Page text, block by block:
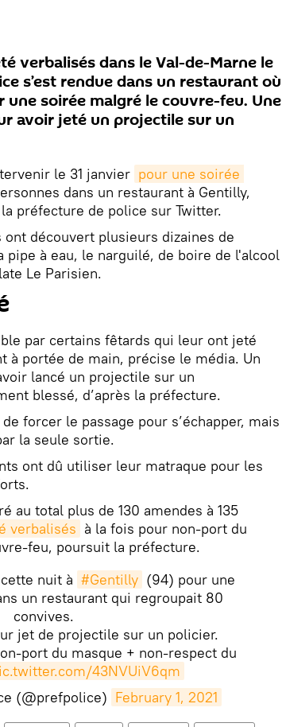
verbalisés dans le Val-de-Marne le
s’est rendue dans un restaurant où
soirée malgré le couvre-feu. Une
avoir jeté un projectile sur un
le 31 janvier pour une soirée
dans un restaurant à Gentilly,
préfecture de police sur Twitter.
découvert plusieurs dizaines de
à eau, le narguilé, de boire de l'alcool
Le Parisien.
par certains fêtards qui leur ont jeté
à portée de main, précise le média. Un
lancé un projectile sur un
blessé, d’après la préfecture.
forcer le passage pour s’échapper, mais
la seule sortie.
ont dû utiliser leur matraque pour les
au total plus de 130 amendes à 135
verbalisés à la fois pour non-port du
feu, poursuit la préfecture.
nuit à #Gentilly (94) pour une
un restaurant qui regroupait 80
convives.
jet de projectile sur un policier.
port du masque + non-respect du
43NVUiV6qm
(@prefpolice) February 1, 2021